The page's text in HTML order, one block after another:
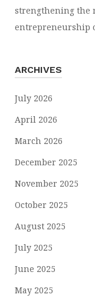
strengthening the
entrepreneurship
ARCHIVES
July 2026
April 2026
March 2026
December 2025
November 2025
October 2025
August 2025
July 2025
June 2025
May 2025